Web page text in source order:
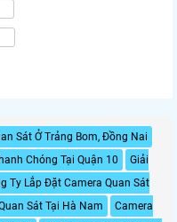
Sát Ở Trảng Bom, Đồng Nai
Chóng Tại Quận 10
Giải
Ty Lắp Đặt Camera Quan Sát
Sát Tại Hà Nam
Camera